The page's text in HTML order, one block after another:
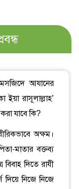
আযানের
রাসূলাল্লাহ’
যাবে কি?
অক্ষম।
মাতার বক্তব্য
দিতে রাযী
দিয়ে নিজে নিজে